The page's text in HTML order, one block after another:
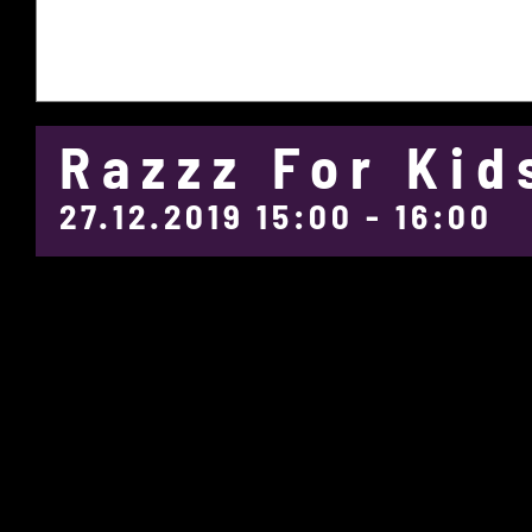
Razzz For
27.12.2019 15:00 - 16:00